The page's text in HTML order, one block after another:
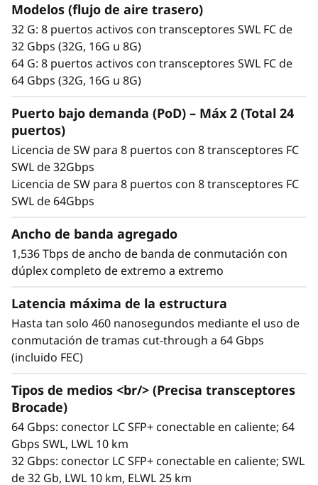
ó
n
L
e
n
o
v
o
T
h
n
k
S
y
Maximice el rendimiento de la inversión
El switch de almacenamiento de 7ª generación
Lenovo ThinkSystem DB710S ofrece el menor
coste para un sistema básico y ofrece
rendimiento 64G con un 50% menos de
latencia que modelos anteriores. Creado para
cargas de trabajo con elevado nivel de
exigencia en entornos flash y NVMe, el DB710S
integra tecnología Brocade® de 7.ª generación
para una gestión simplificada y flexible. El
conjunto de software de calidad empresarial
posibilita una SAN con capacidad de
autoaprendizaje, autooptimización y
autorrecuperación, lo que reduce el esfuerzo
necesario para gestionar su centro de datos.
Flexible y escalable
El ThinkSystem DB710S es un switch 1U
Modelos (flujo de aire trasero)
32 G: 8 puertos activos con transceptores SWL FC de
32 Gbps (32G, 16G u 8G)
64 G: 8 puertos activos con transceptores SWL FC de
64 Gbps (32G, 16G u 8G)
Puerto bajo demanda (PoD) – Máx 2 (Total 24
puertos)
Licencia de SW para 8 puertos con 8 transceptores FC
SWL de 32Gbps
Licencia de SW para 8 puertos con 8 transceptores FC
SWL de 64Gbps
Ancho de banda agregado
1,536 Tbps de ancho de banda de conmutación con
dúplex completo de extremo a extremo
Latencia máxima de la estructura
Hasta tan solo 460 nanosegundos mediante el uso de
conmutación de tramas cut-through a 64 Gbps
(incluido FEC)
Tipos de medios <br/> (Precisa transceptores
Brocade)
64 Gbps: conector LC SFP+ conectable en caliente; 64
Gbps SWL, LWL 10 km
32 Gbps: conector LC SFP+ conectable en caliente; SWL
de 32 Gb, LWL 10 km, ELWL 25 km